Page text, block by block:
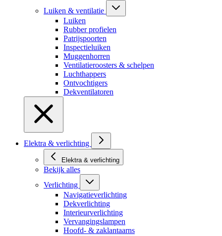
Luiken & ventilatie
Luiken
Rubber profielen
Patrijspoorten
Inspectieluiken
Muggenhorren
Ventilatieroosters & schelpen
Luchthappers
Ontvochtigers
Dekventilatoren
Elektra & verlichting
Elektra & verlichting
Bekijk alles
Verlichting
Navigatieverlichting
Dekverlichting
Interieurverlichting
Vervangingslampen
Hoofd- & zaklantaarns